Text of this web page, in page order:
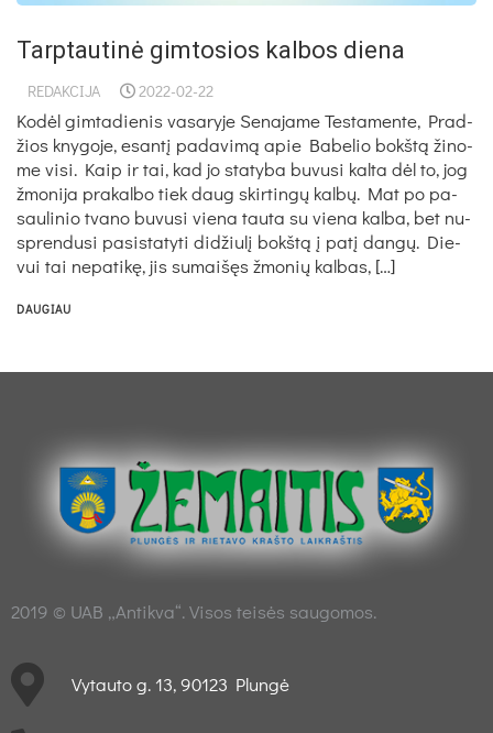
Tarptautinė gimtosios kalbos diena
REDAKCIJA 2022-02-22
Kodėl gim­ta­die­nis va­sa­ry­je Se­na­ja­me Tes­ta­men­te, Prad­
žios kny­go­je, esantį pa­da­vimą apie Ba­be­lio bokštą ži­no­
me vi­si. Kaip ir tai, kad jo sta­ty­ba bu­vu­si kal­ta dėl to, jog
žmo­ni­ja pra­kal­bo tiek daug skir­tingų kalbų. Mat po pa­
sau­li­nio tva­no bu­vu­si vie­na tau­ta su vie­na kal­ba, bet nu­
spren­du­si pa­si­sta­ty­ti did­žiulį bokštą į pa­tį dangų. Die­
vui tai ne­pa­tikę, jis su­maišęs žmo­nių kal­bas, […]
DAUGIAU
2019 © UAB „Antikva“. Visos teisės saugomos.
Vytauto g. 13, 90123 Plungė